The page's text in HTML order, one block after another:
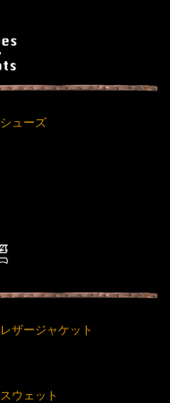
シューズ
レザージャケット
スウェット